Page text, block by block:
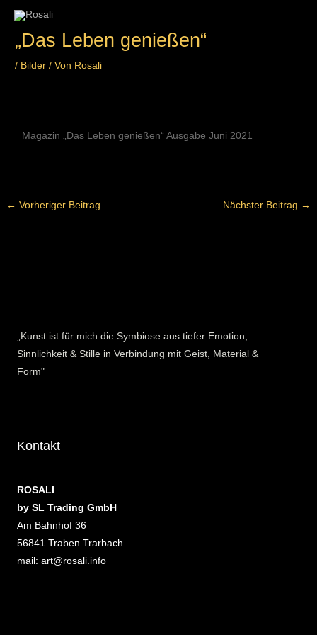
Zum
springen
„Das Leben genießen“
/ Bilder / Von Rosali
Magazin „Das Leben genießen“ Ausgabe Juni 2021
← Vorheriger Beitrag Nächster Beitrag →
„Kunst ist für mich die Symbiose aus tiefer Emotion,
Sinnlichkeit & Stille in Verbindung mit Geist, Material &
Form"
Kontakt
ROSALI
by SL Trading GmbH
Am Bahnhof 36
56841 Traben Trarbach
mail: art@rosali.info